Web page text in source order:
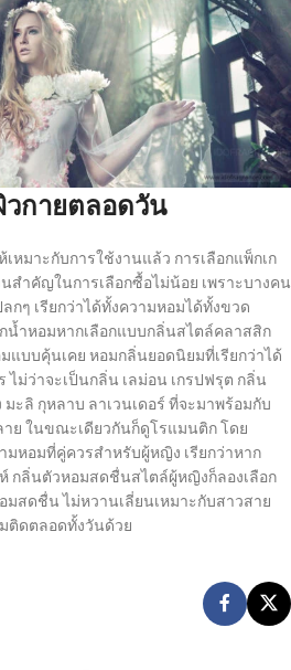
กายตลอดวัน
หมาะกับการใช้งานแล้ว การเลือกแพ็กเก
ำคัญในการเลือกซื้อไม่น้อย เพราะบางคน
ๆ เรียกว่าได้ทั้งความหอมได้ทั้งขวด
น้ำหอมหากเลือกแบบกลิ่นสไตล์คลาสสิก
บบคุ้นเคย หอมกลิ่นยอดนิยมที่เรียกว่าได้
ไม่ว่าจะเป็นกลิ่น เลม่อน เกรปฟรุต กลิ่น
ะลิ กุหลาบ ลาเวนเดอร์ ที่จะมาพร้อมกับ
ย ในขณะเดียวกันก็ดูโรแมนติก โดย
มหอมที่คู่ควรสำหรับผู้หญิง เรียกว่าหาก
กลิ่นตัวหอมสดชื่นสไตล์ผู้หญิงก็ลองเลือก
สดชื่น ไม่หวานเลี่ยนเหมาะกับสาวสาย
ติดตลอดทั้งวันด้วย